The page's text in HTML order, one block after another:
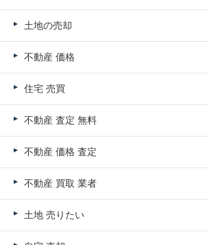
土地の売却
不動産 価格
住宅 売買
不動産 査定 無料
不動産 価格 査定
不動産 買取 業者
土地 売りたい